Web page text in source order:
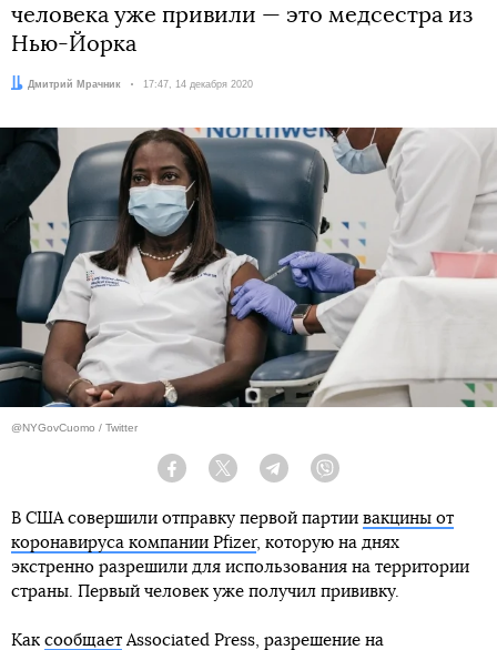
человека уже привили — это медсестра из
Нью-Йорка
Автор:
Дмитрий Мрачник Дата:
17:47, 14 декабря 2020
@NYGovCuomo / Twitter
Facebook Twitter Telegram
В США совершили отправку первой партии вакцины от
коронавируса компании Pfizer, которую на днях
экстренно разрешили для использования на территории
страны. Первый человек уже получил прививку.
Как сообщает Associated Press, разрешение на